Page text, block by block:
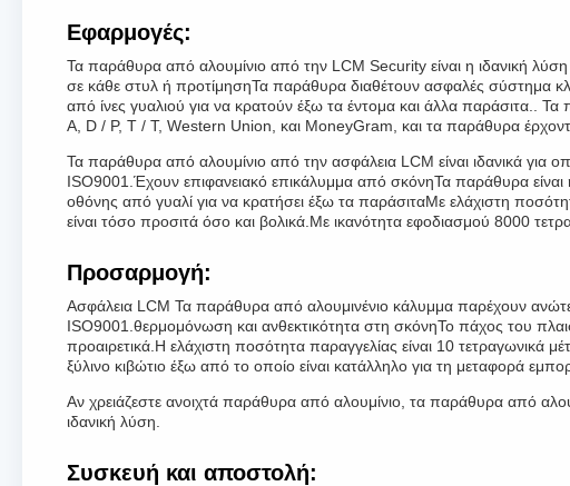
Εφαρμογές:
Τα παράθυρα από αλουμίνιο από την LCM Security είναι η ιδανική λύση
σε κάθε στυλ ή προτίμησηΤα παράθυρα διαθέτουν ασφαλές σύστημα
από ίνες γυαλιού για να κρατούν έξω τα έντομα και άλλα παράσιτα..
Α, D / P, T / T, Western Union, και MoneyGram, και τα παράθυρα
Τα παράθυρα από αλουμίνιο από την ασφάλεια LCM είναι ιδανικά για
ISO9001.Έχουν επιφανειακό επικάλυμμα από σκόνηΤα παράθυρα
οθόνης από γυαλί για να κρατήσει έξω τα παράσιταΜε ελάχιστη
είναι τόσο προσιτά όσο και βολικά.Με ικανότητα εφοδιασμού 8000
Προσαρμογή:
Ασφάλεια LCM Τα παράθυρα από αλουμινένιο κάλυμμα παρέχουν
ISO9001.θερμομόνωση και ανθεκτικότητα στη σκόνηΤο πάχος του
προαιρετικά.Η ελάχιστη ποσότητα παραγγελίας είναι 10 τετραγωνικά
ξύλινο κιβώτιο έξω από το οποίο είναι κατάλληλο για τη μεταφορά
Αν χρειάζεστε ανοιχτά παράθυρα από αλουμίνιο, τα παράθυρα από
ιδανική λύση.
Συσκευή και αποστολή: